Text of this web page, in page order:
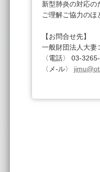
新型肺炎の対応の
ご理解ご協力のほ
【お問合せ先】
一般財団法人大妻
〈電話〉 03-
〈メ-ル〉